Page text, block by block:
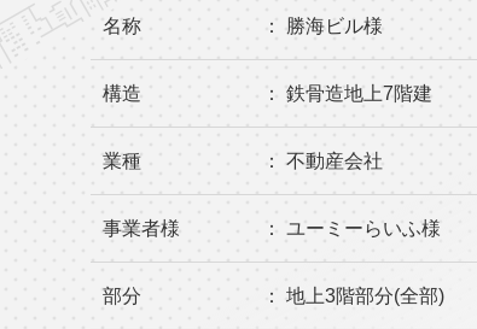
名称 ： 勝海ビル様
構造 ： 鉄骨造地上7階建
業種 ： 不動産会社
事業者様 ： ユーミーらいふ様
部分 ： 地上3階部分(全部)